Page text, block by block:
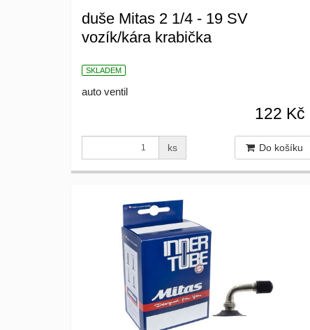
duše Mitas 2 1/4 - 19 SV
vozík/kára krabička
SKLADEM
auto ventil
122 Kč
ks Do košíku